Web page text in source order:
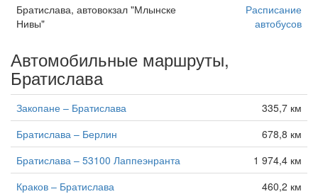
Братислава, автовокзал "Млынске
Нивы"
Расписание
автобусов
Автомобильные маршруты,
Братислава
Закопане – Братислава
335,7 км
Братислава – Берлин
678,8 км
Братислава – 53100 Лаппеэнранта
1 974,4 км
Краков – Братислава
460,2 км